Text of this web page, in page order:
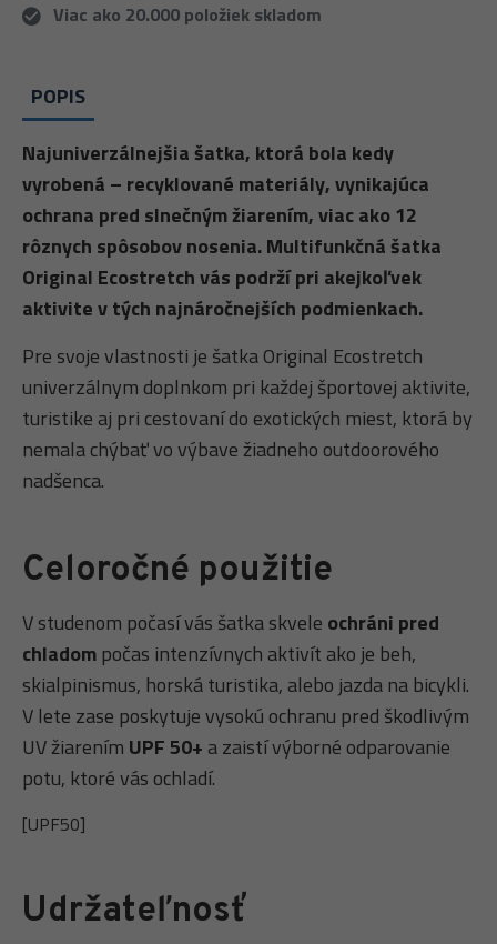
Viac ako 20.000 položiek skladom
POPIS
Najuniverzálnejšia šatka, ktorá bola kedy
vyrobená – recyklované materiály, vynikajúca
ochrana pred slnečným žiarením, viac ako 12
rôznych spôsobov nosenia. Multifunkčná šatka
Original Ecostretch vás podrží pri akejkoľvek
aktivite v tých najnáročnejších podmienkach.
Pre svoje vlastnosti je šatka Original Ecostretch
univerzálnym doplnkom pri každej športovej aktivite,
turistike aj pri cestovaní do exotických miest, ktorá by
nemala chýbať vo výbave žiadneho outdoorového
nadšenca.
Celoročné použitie
V studenom počasí vás šatka skvele ochráni pred
chladompočas intenzívnych aktivít ako je beh,
skialpinismus, horská turistika, alebo jazda na bicykli.
V lete zase poskytuje vysokú ochranu pred škodlivým
UV žiarením UPF 50+ a zaistí výborné odparovanie
potu, ktoré vás ochladí.
[UPF50]
Udržateľnosť